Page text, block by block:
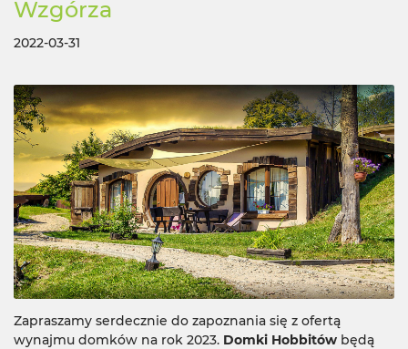
Wzgórza
2022-03-31
Zapraszamy serdecznie do zapoznania się z ofertą
wynajmu domków na rok 2023. Domki Hobbitów będą